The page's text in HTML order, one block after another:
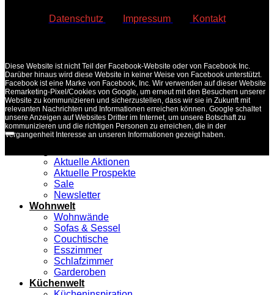
Datenschutz Impressum Kontakt
Diese Website ist nicht Teil der Facebook-Website oder von Facebook Inc.
Darüber hinaus wird diese Website in keiner Weise von Facebook unterstützt.
Facebook ist eine Marke von Facebook, Inc. Wir verwenden auf dieser Website
Remarketing-Pixel/Cookies von Google, um erneut mit den Besuchern unserer
Website zu kommunizieren und sicherzustellen, dass wir sie in Zukunft mit
relevanten Nachrichten und Informationen erreichen können. Google schaltet
unsere Anzeigen auf Websites Dritter im Internet, um unsere Botschaft zu
kommunizieren und die richtigen Personen zu erreichen, die in der
Vergangenheit Interesse an unseren Informationen gezeigt haben.
Aktuelle Aktionen
Aktuelle Prospekte
Sale
Newsletter
Wohnwelt
Wohnwände
Sofas & Sessel
Couchtische
Esszimmer
Schlafzimmer
Garderoben
Küchenwelt